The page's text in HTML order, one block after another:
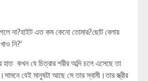
না?হাইট এত কম কেনো তোমার?ছোট বেলায়
নি?’
হাত কখন যে চিত্রার শরীর অব্দি চলে এসেছে তা
যেই মানুষটা আছে সে তার স্বামী।তার স্ত্রীর